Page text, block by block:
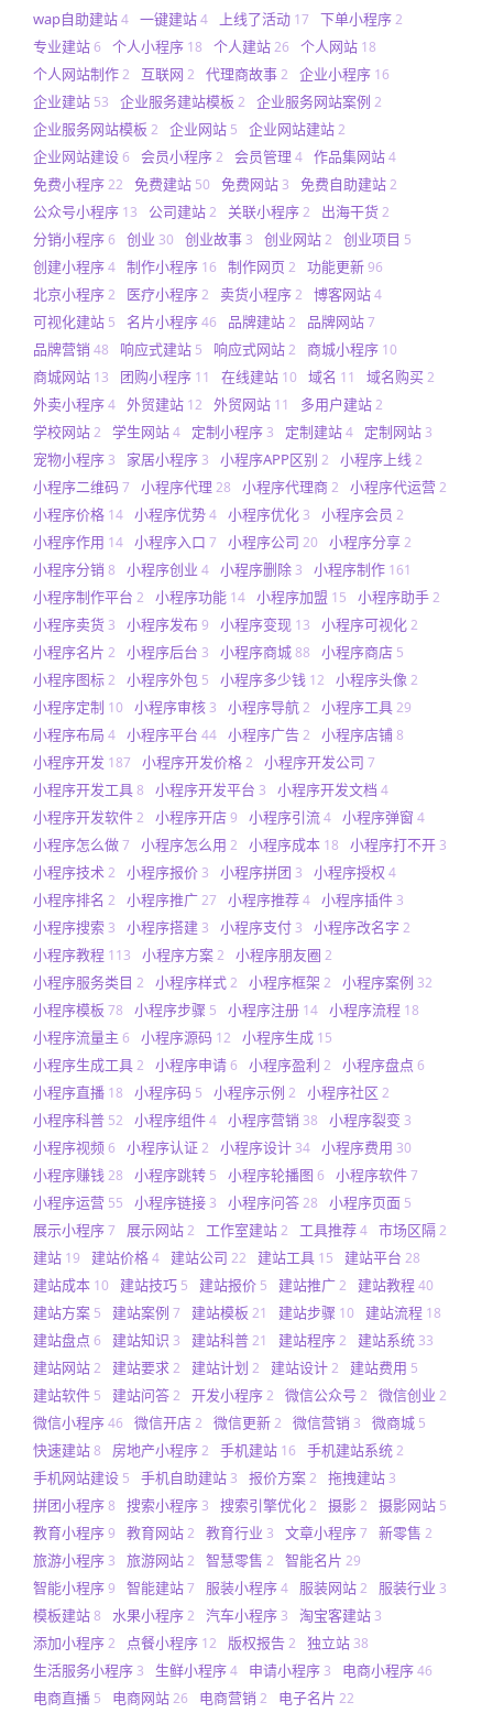
wap自助建站4 一键建站4 上线了活动 17 下单小程序2
专业建站6 个人小程序 18 个人建站26 个人网站 18
个人网站制作2 互联网 2 代理商故事2 企业小程序 16
企业建站 53 企业服务建站模板 2 企业服务网站案例 2
企业服务网站模板 2 企业网站 5 企业网站建站2
企业网站建设6 会员小程序2 会员管理 4 作品集网站4
免费小程序22 免费建站 50 免费网站 3 免费自助建站2
公众号小程序 13 公司建站2 关联小程序2 出海干货2
分销小程序6 创业 30 创业故事 3 创业网站2 创业项目 5
创建小程序4 制作小程序 16 制作网页 2 功能更新96
北京小程序2 医疗小程序2 卖货小程序2 博客网站4
可视化建站 5 名片小程序46 品牌建站2 品牌网站7
品牌营销 48 响应式建站 5 响应式网站2 商城小程序 10
商城网站 13 团购小程序 11 在线建站 10 域名 11 域名购买2
外卖小程序4 外贸建站 12 外贸网站 11 多用户建站2
学校网站2 学生网站4 定制小程序 3 定制建站4 定制网站 3
宠物小程序 3 家居小程序 3 小程序APP区别 2 小程序上线 2
小程序二维码7 小程序代理 28 小程序代理商2 小程序代运营2
小程序价格 14 小程序优势4 小程序优化 3 小程序会员 2
小程序作用 14 小程序入口 7 小程序公司 20 小程序分享2
小程序分销 8 小程序创业 4 小程序删除 3 小程序制作 161
小程序制作平台 2 小程序功能 14 小程序加盟 15 小程序助手2
小程序卖货 3 小程序发布9 小程序变现 13 小程序可视化2
小程序名片 2 小程序后台 3 小程序商城88 小程序商店 5
小程序图标2 小程序外包 5 小程序多少钱 12 小程序头像 2
小程序定制 10 小程序审核 3 小程序导航2 小程序工具29
小程序布局 4 小程序平台 44 小程序广告2 小程序店铺8
小程序开发 187 小程序开发价格2 小程序开发公司 7
小程序开发工具8 小程序开发平台 3 小程序开发文档 4
小程序开发软件2 小程序开店9 小程序引流4 小程序弹窗 4
小程序怎么做7 小程序怎么用 2 小程序成本 18 小程序打不开 3
小程序技术 2 小程序报价 3 小程序拼团 3 小程序授权 4
小程序排名 2 小程序推广27 小程序推荐4 小程序插件 3
小程序搜索 3 小程序搭建 3 小程序支付 3 小程序改名字 2
小程序教程 113 小程序方案2 小程序朋友圈 2
小程序服务类目 2 小程序样式2 小程序框架 2 小程序案例 32
小程序模板 78 小程序步骤 5 小程序注册 14 小程序流程 18
小程序流量主 6 小程序源码 12 小程序生成 15
小程序生成工具2 小程序申请6 小程序盈利 2 小程序盘点 6
小程序直播 18 小程序码 5 小程序示例 2 小程序社区 2
小程序科普 52 小程序组件4 小程序营销 38 小程序裂变 3
小程序视频6 小程序认证2 小程序设计 34 小程序费用 30
小程序赚钱28 小程序跳转 5 小程序轮播图 6 小程序软件7
小程序运营 55 小程序链接 3 小程序问答28 小程序页面 5
展示小程序7 展示网站2 工作室建站2 工具推荐4 市场区隔2
建站 19 建站价格4 建站公司 22 建站工具 15 建站平台 28
建站成本 10 建站技巧 5 建站报价 5 建站推广2 建站教程40
建站方案 5 建站案例 7 建站模板 21 建站步骤 10 建站流程 18
建站盘点 6 建站知识 3 建站科普21 建站程序2 建站系统 33
建站网站2 建站要求2 建站计划 2 建站设计2 建站费用 5
建站软件 5 建站问答2 开发小程序2 微信公众号 2 微信创业 2
微信小程序46 微信开店2 微信更新2 微信营销 3 微商城 5
快速建站8 房地产小程序2 手机建站 16 手机建站系统2
手机网站建设 5 手机自助建站 3 报价方案2 拖拽建站 3
拼团小程序8 搜索小程序 3 搜索引擎优化2 摄影2 摄影网站 5
教育小程序9 教育网站2 教育行业 3 文章小程序7 新零售 2
旅游小程序 3 旅游网站2 智慧零售 2 智能名片 29
智能小程序9 智能建站7 服装小程序4 服装网站2 服装行业 3
模板建站8 水果小程序2 汽车小程序 3 淘宝客建站 3
添加小程序2 点餐小程序 12 版权报告2 独立站 38
生活服务小程序 3 生鲜小程序4 申请小程序 3 电商小程序46
电商直播 5 电商网站26 电商营销 2 电子名片 22